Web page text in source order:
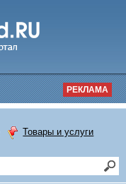
РЕКЛАМА
Товары и услуги